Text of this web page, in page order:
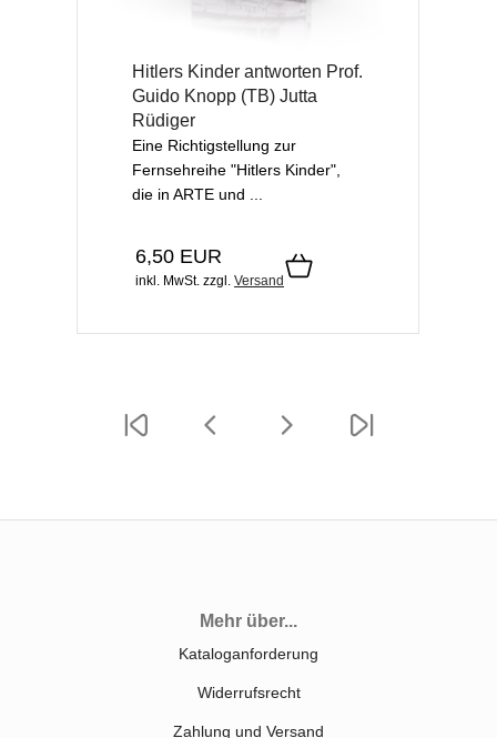
Hitlers Kinder antworten Prof.
Guido Knopp (TB) Jutta
Rüdiger
Eine Richtigstellung zur
Fernsehreihe "Hitlers Kinder",
die in ARTE und ...
6,50 EUR
inkl. MwSt. zzgl. Versand
Mehr über...
Kataloganforderung
Widerrufsrecht
Zahlung und Versand